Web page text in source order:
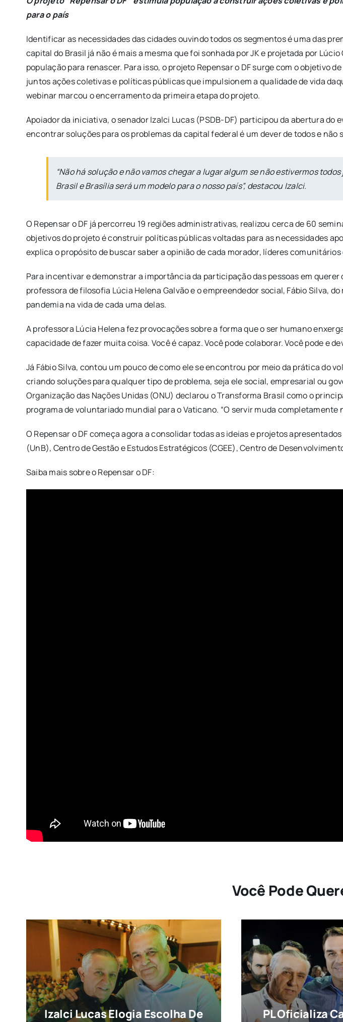
para o país
Identificar as necessidades das cidades ouvindo todos os segmentos é uma das
capital do Brasil já não é mais a mesma que foi sonhada por JK e projetada por
população para renascer. Para isso, o projeto Repensar o DF surge com o objetivo
juntos ações coletivas e políticas públicas que impulsionem a qualidade de vida
webinar marcou o encerramento da primeira etapa do projeto.
Apoiador da iniciativa, o senador Izalci Lucas (PSDB-DF) participou da abertura do
encontrar soluções para os problemas da capital federal é um dever de todos e não
“Não há solução e não vamos chegar a lugar algum se não estivermos
Brasil e Brasília será um modelo para o nosso país”, destacou Izalci.
O Repensar o DF já percorreu 19 regiões administrativas, realizou cerca de 60
objetivos do projeto é construir políticas públicas voltadas para as necessidades
explica o propósito de buscar saber a opinião de cada morador, líderes
Para incentivar e demonstrar a importância da participação das pessoas em
professora de filosofia Lúcia Helena Galvão e o empreendedor social, Fábio Silva,
pandemia na vida de cada uma delas.
A professora Lúcia Helena fez provocações sobre a forma que o ser humano
capacidade de fazer muita coisa. Você é capaz. Você pode colaborar. Você pode e
Já Fábio Silva, contou um pouco de como ele se encontrou por meio da prática do
criando soluções para qualquer tipo de problema, seja ele social, empresarial ou
Organização das Nações Unidas (ONU) declarou o Transforma Brasil como o
programa de voluntariado mundial para o Vaticano. “O servir muda
O Repensar o DF começa agora a consolidar todas as ideias e projetos
(UnB), Centro de Gestão e Estudos Estratégicos (CGEE), Centro de
Saiba mais sobre o Repensar o DF:
Você Pode
Izalci Lucas Elogia Escolha De
PL Oficializa